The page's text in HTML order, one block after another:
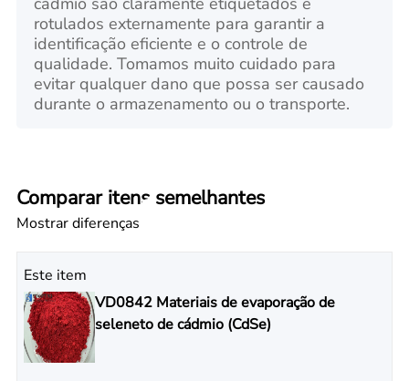
rotulados externamente para garantir a
identificação eficiente e o controle de
qualidade. Tomamos muito cuidado para
evitar qualquer dano que possa ser causado
durante o armazenamento ou o transporte.
Comparar itens semelhantes
Mostrar diferenças
Este item
VD0842 Materiais de evaporação de
seleneto de cádmio (CdSe)